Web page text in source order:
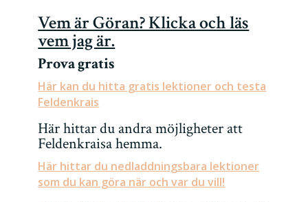
Vem är Göran? Klicka och läs
vem jag är.
Prova gratis
Här kan du hitta gratis lektioner och testa
Feldenkrais
Här hittar du andra möjligheter att
Feldenkraisa hemma.
Här hittar du nedladdningsbara lektioner
som du kan göra när och var du vill!